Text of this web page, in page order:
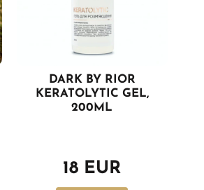
DARK BY RIOR
KERATOLYTIC GEL,
200ML
18 EUR